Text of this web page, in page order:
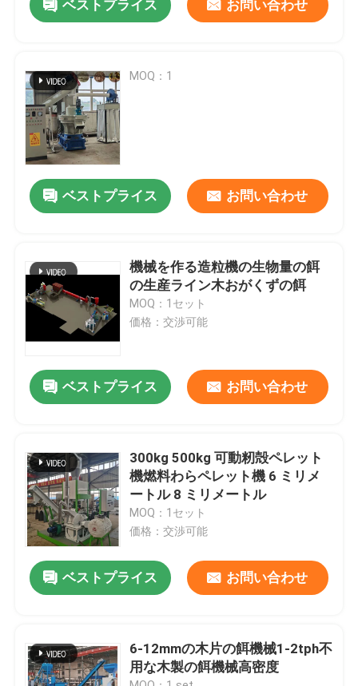
製品
VRショー
企業情報
品質管理
お問い合わせ
見積依頼
木材ペレット工場
ベストプライス お問い合わせ
MOQ：1
ベストプライス お問い合わせ
機械を作る造粒機の生物量の餌
の生産ライン木おがくずの餌
MOQ：1セット
価格：交渉可能
ベストプライス お問い合わせ
300kg 500kg 可動籾殻ペレット
機燃料わらペレット機 6 ミリメ
ートル 8 ミリメートル
MOQ：1セット
価格：交渉可能
ベストプライス お問い合わせ
6-12mmの木片の餌機械1-2tph不
用な木製の餌機械高密度